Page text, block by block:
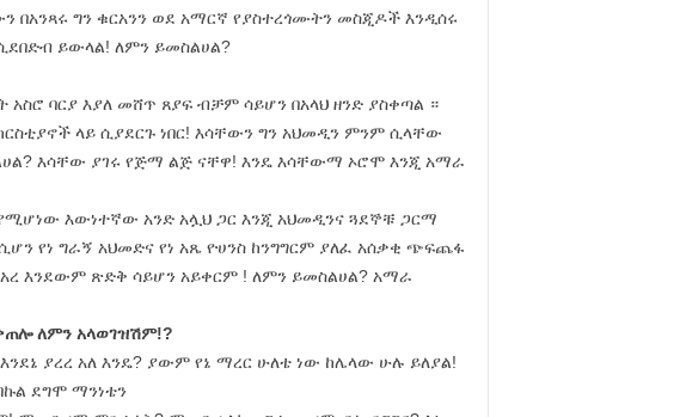
በአንጻሩ ግን ቁርአንን ወደ አማርኛ የያስተረጎሙትን መስጂዶች እንዲሰሩ
ይውላል! ለምን ይመስልሀል?
አስሮ ባርያ እያለ መሸጥ ጸያፍ ብቻም ሳይሆን በአላህ ዘንድ ያስቀጣል ።
ላይ ሲያደርጉ ነበር! እሳቸውን ግን አህመዲን ምንም ሲላቸው
እሳቸው ያገሩ የጅማ ልጅ ናቸዋ! እንዴ እሳቸውማ ኦሮሞ እንጂ አማራ
እውነተኛው አንድ አሏህ ጋር እንጂ አህመዲንና ጓደኞቹ ጋርማ
የነ ግራኝ አህመድና የነ አጼ ዮሀንስ ከንግግርም ያለፈ አሰቃቂ ጭፍጨፋ
አረ እንደውም ጽድቅ ሳይሆን አይቀርም ! ለምን ይመስልሀል? አማራ
ለምን አላወገዝሽም!?
ያረረ አለ እንዴ? ያውም የኔ ማረር ሁለቴ ነው ከሌላው ሁሉ ይለያል!
ደግሞ ማንነቴን